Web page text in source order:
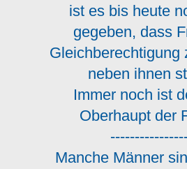
ist es bis heute
gegeben, dass
Gleichberechtigung
neben ihnen
Immer noch ist
Oberhaupt der
Manche Männer